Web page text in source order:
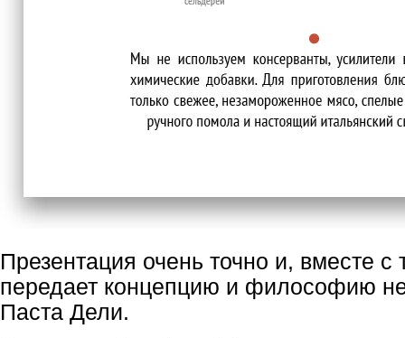
Презентация очень точно и, вместе с
передает концепцию и философию
Паста Дели.